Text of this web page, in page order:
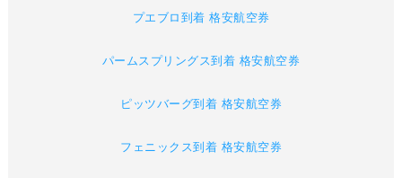
プエブロ到着 格安航空券
パームスプリングス到着 格安航空券
ピッツバーグ到着 格安航空券
フェニックス到着 格安航空券